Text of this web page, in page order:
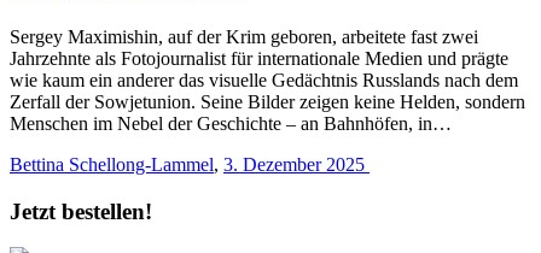
Sergey Maximishin, auf der Krim geboren, arbeitete fast zwei
Jahrzehnte als Fotojournalist für internationale Medien und prägte
wie kaum ein anderer das visuelle Gedächtnis Russlands nach dem
Zerfall der Sowjetunion. Seine Bilder zeigen keine Helden, sondern
Menschen im Nebel der Geschichte – an Bahnhöfen, in…
Bettina Schellong-Lammel, 3. Dezember 2025
Jetzt bestellen!